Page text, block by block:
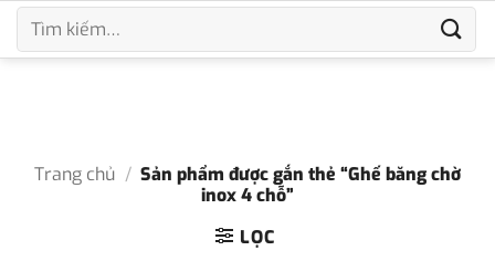
Bỏ Tìm
Trang chủ / Sản phẩm được gắn thẻ “Ghế băng chờ
inox 4 chỗ”
LỌC